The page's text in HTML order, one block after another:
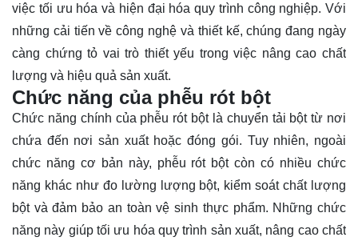
việc tối ưu hóa và hiện đại hóa quy trình công nghiệp. Với
những cải tiến về công nghệ và thiết kế, chúng đang ngày
càng chứng tỏ vai trò thiết yếu trong việc nâng cao chất
lượng và hiệu quả sản xuất.
Chức năng của phễu rót bột
Chức năng chính của phễu rót bột là chuyển tải bột từ nơi
chứa đến nơi sản xuất hoặc đóng gói. Tuy nhiên, ngoài
chức năng cơ bản này, phễu rót bột còn có nhiều chức
năng khác như đo lường lượng bột, kiểm soát chất lượng
bột và đảm bảo an toàn vệ sinh thực phẩm. Những chức
năng này giúp tối ưu hóa quy trình sản xuất, nâng cao chất